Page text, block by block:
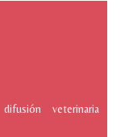
veterinaria